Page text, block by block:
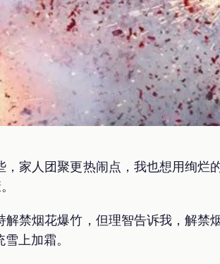
家人团聚更热闹点，我也想用绚烂
禁烟花爆竹，但理智告诉我，解禁
上加霜。